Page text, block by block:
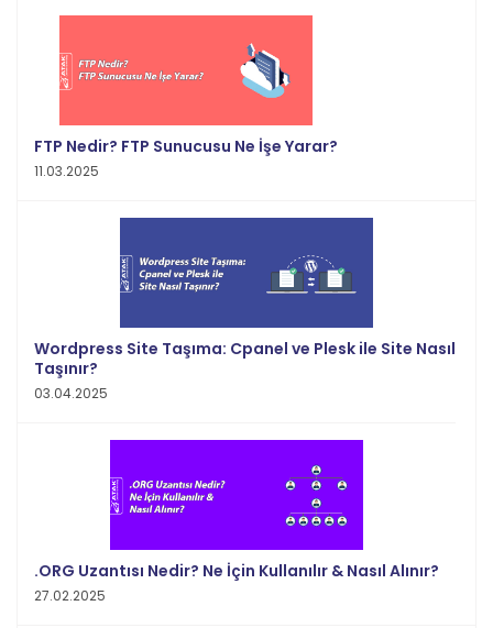
FTP Nedir? FTP Sunucusu Ne İşe Yarar?
11.03.2025
Wordpress Site Taşıma: Cpanel ve Plesk ile Site Nasıl
Taşınır?
03.04.2025
.ORG Uzantısı Nedir? Ne İçin Kullanılır & Nasıl Alınır?
27.02.2025